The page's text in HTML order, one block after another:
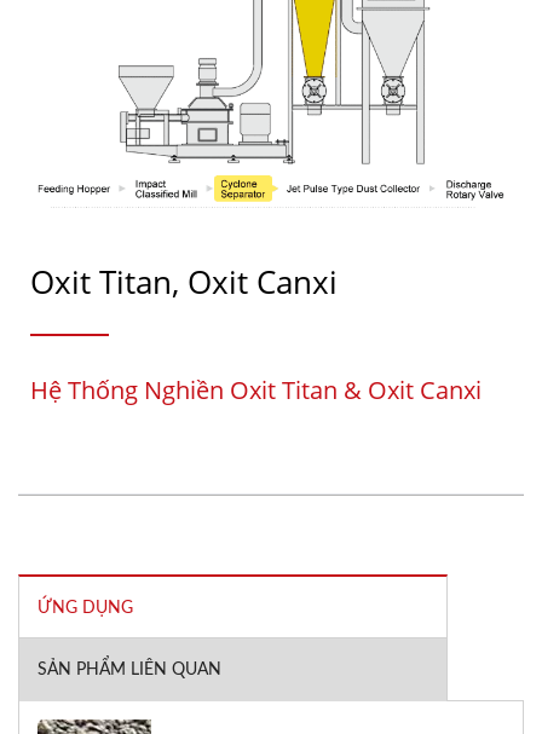
Oxit Titan, Oxit Canxi
Hệ Thống Nghiền Oxit Titan & Oxit Canxi
ỨNG DỤNG
SẢN PHẨM LIÊN QUAN